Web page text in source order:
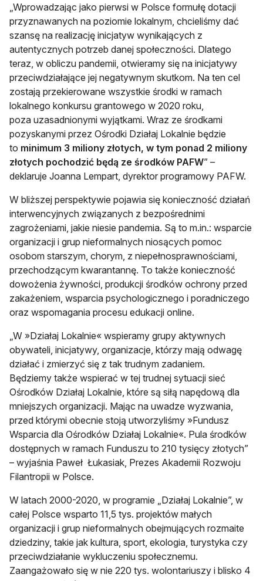
„Wprowadzając jako pierwsi w Polsce formułę dotacji
przyznawanych na poziomie lokalnym, chcieliśmy dać
szansę na realizację inicjatyw wynikających z
autentycznych potrzeb danej społeczności. Dlatego
teraz, w obliczu pandemii, otwieramy się na inicjatywy
przeciwdziałające jej negatywnym skutkom. Na ten cel
zostają przekierowane wszystkie środki w ramach
lokalnego konkursu grantowego w 2020 roku,
poza uzasadnionymi wyjątkami. Wraz ze środkami
pozyskanymi przez Ośrodki Działaj Lokalnie będzie
to minimum 3 miliony złotych, w tym ponad 2 miliony
złotych pochodzić będą ze środków PAFW” –
deklaruje Joanna Lempart, dyrektor programowy PAFW.
W bliższej perspektywie pojawia się konieczność działań
interwencyjnych związanych z bezpośrednimi
zagrożeniami, jakie niesie pandemia. Są to m.in.: wsparcie
organizacji i grup nieformalnych niosących pomoc
osobom starszym, chorym, z niepełnosprawnościami,
przechodzącym kwarantannę. To także konieczność
dowożenia żywności, produkcji środków ochrony przed
zakażeniem, wsparcia psychologicznego i poradniczego
oraz wspomagania procesu edukacji online.
„W »Działaj Lokalnie« wspieramy grupy aktywnych
obywateli, inicjatywy, organizacje, którzy mają odwagę
działać i zmierzyć się z tak trudnym zadaniem.
Będziemy także wspierać w tej trudnej sytuacji sieć
Ośrodków Działaj Lokalnie, które są siłą napędową dla
mniejszych organizacji. Mając na uwadze wyzwania,
przed którymi obecnie stoją utworzyliśmy »Fundusz
Wsparcia dla Ośrodków Działaj Lokalnie«. Pula środków
dostępnych w ramach Funduszu to 210 tysięcy złotych”
– wyjaśnia Paweł Łukasiak, Prezes Akademii Rozwoju
Filantropii w Polsce.
W latach 2000-2020, w programie „Działaj Lokalnie”, w
całej Polsce wsparto 11,5 tys. projektów małych
organizacji i grup nieformalnych obejmujących rozmaite
dziedziny, takie jak kultura, sport, ekologia, turystyka czy
przeciwdziałanie wykluczeniu społecznemu.
Zaangażowało się w nie 220 tys. wolontariuszy i blisko 4